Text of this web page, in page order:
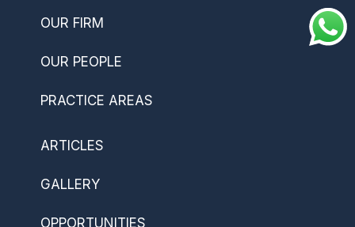
OUR FIRM
OUR PEOPLE
PRACTICE AREAS
ARTICLES
GALLERY
OPPORTUNITIES